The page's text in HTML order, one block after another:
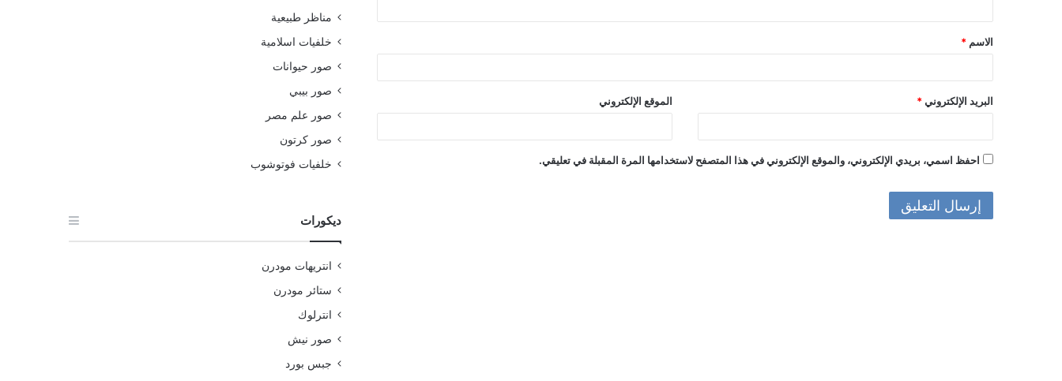
ق
*
الاسم *
البريد الإلكتروني * الموقع الإلكتروني
احفظ اسمي، بريدي الإلكتروني، والموقع الإلكتروني في هذا المتصفح لاستخدامها المرة المقبلة في تعليقي.
مناظر طبيعية
خلفيات اسلامية
صور حيوانات
صور بيبي
صور علم مصر
صور كرتون
خلفيات فوتوشوب
ديكورات
انتريهات مودرن
ستائر مودرن
انترلوك
صور نيش
جبس بورد